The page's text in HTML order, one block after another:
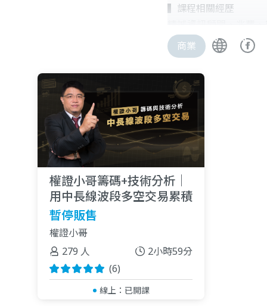
▍課程相關經歷
精誠資訊顧問、兆豐
學、元智大學理財社講師
▍獲獎無數
群益人機對決國內期貨
寶來權證百萬挑戰賽冠軍
寶來權證百萬汽車得主
元大權證大富翁競賽百
元大權證大富翁競賽獲
元大權證大富翁競賽壓
凱基權證大亨 港股權王
永豐金權證比賽 傑出頂
商業
權證小哥籌碼+技術分析｜
用中長線波段多空交易累積
財富
暫停販售
權證小哥
279 人
2小時59分
(6)
線上： 已開課